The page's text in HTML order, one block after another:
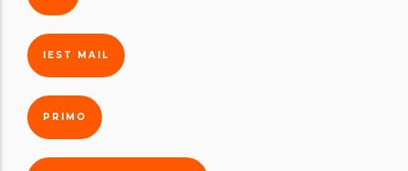
IEST MAIL
PRIMO